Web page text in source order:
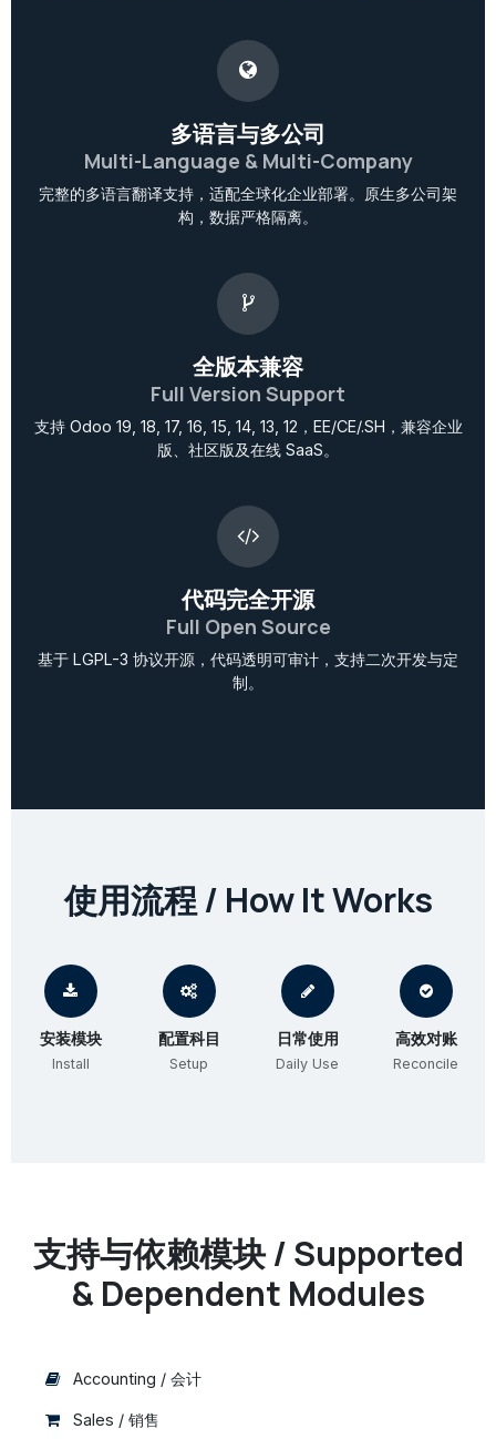
多语言与多公司
Multi-Language & Multi-Company
完整的多语言翻译支持，适配全球化企业部署。原生多公司架
构，数据严格隔离。
全版本兼容
Full Version Support
支持 Odoo 19, 18, 17, 16, 15, 14, 13, 12，EE/CE/.SH，兼容企业
版、社区版及在线 SaaS。
代码完全开源
Full Open Source
基于 LGPL-3 协议开源，代码透明可审计，支持二次开发与定
制。
使用流程 / How It Works
安装模块
Install
配置科目
Setup
日常使用
Daily Use
高效对账
Reconcile
支持与依赖模块 / Supported
& Dependent Modules
Accounting / 会计
Sales / 销售